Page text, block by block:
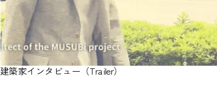
建築家インタビュー（Trailer）